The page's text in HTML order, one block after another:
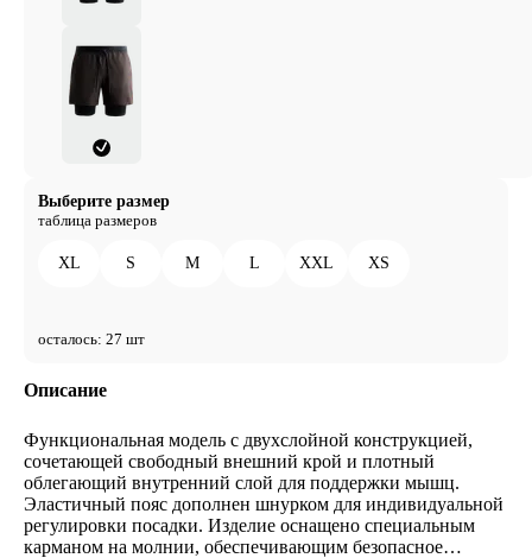
Выберите размер
таблица размеров
XL S M L XXL XS
осталось: 27 шт
Описание
Функциональная модель с двухслойной конструкцией,
сочетающей свободный внешний крой и плотный
облегающий внутренний слой для поддержки мышц.
Эластичный пояс дополнен шнурком для индивидуальной
регулировки посадки. Изделие оснащено специальным
карманом на молнии, обеспечивающим безопасное